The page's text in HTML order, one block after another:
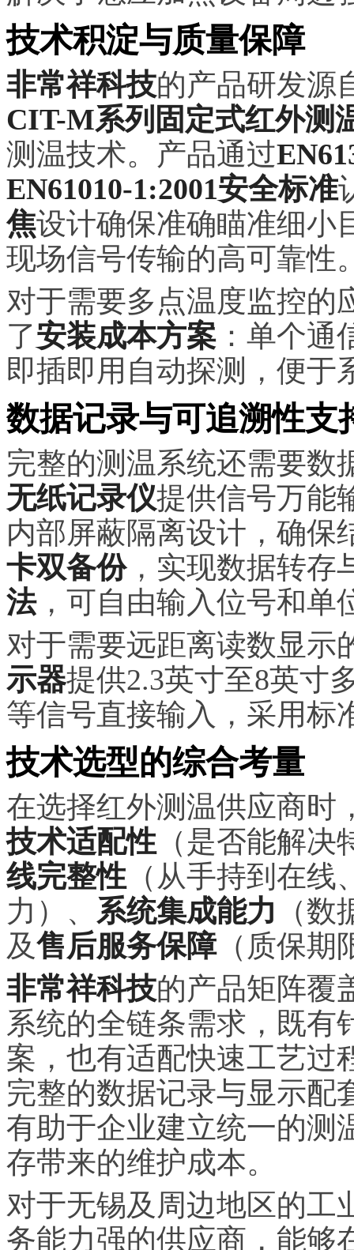
技术积淀与质量保障
非常祥科技的产品研发源
CIT-M系列固定式红外测
测温技术。产品通过
EN61010-1:2001安全标准
焦设计确保准确瞄准细小
现场信号传输的高可靠性
对于需要多点温度监控的
了安装成本方案 ：单个
即插即用自动探测，便于
数据记录与可追溯性支
完整的测温系统还需要数
无纸记录仪提供信号万能
内部屏蔽隔离设计，确保
卡双备份，实现数据转存
法，可自由输入位号和单
对于需要远距离读数显示
示器提供2.3英寸至8英寸
等信号直接输入，采用标
技术选型的综合考量
在选择红外测温供应商时
技术适配性 （是否能解
线完整性 （从手持到在
力）、 系统集成能力 （
及售后服务保障（质保期
非常祥科技的产品矩阵覆
系统的全链条需求，既有
案，也有适配快速工艺过
完整的数据记录与显示配
有助于企业建立统一的测
存带来的维护成本。
对于无锡及周边地区的工
务能力强的供应商，能够